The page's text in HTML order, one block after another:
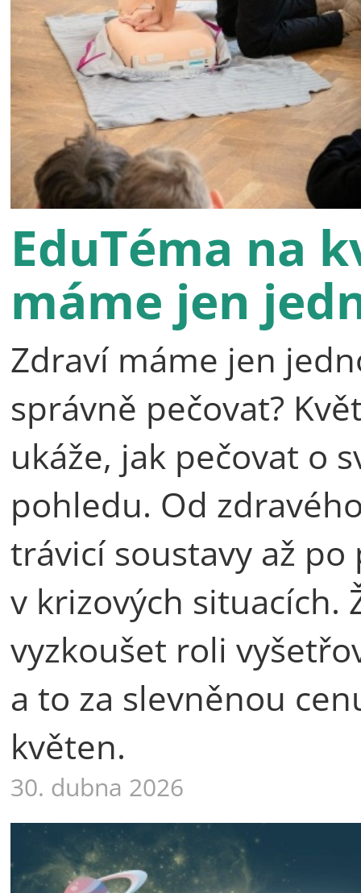
EduTéma na
máme jen
Zdraví máme jen
správně pečovat?
ukáže, jak pečovat o
pohledu. Od
trávicí soustavy až
v krizových situacích.
vyzkoušet roli
a to za slevněnou
květen.
30. dubna 2026